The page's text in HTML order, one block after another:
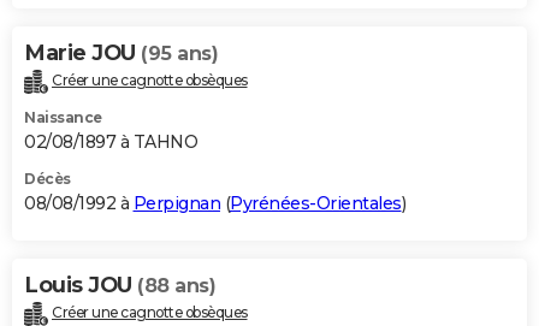
Marie JOU (95 ans)
Créer une cagnotte obsèques
Naissance
02/08/1897 à TAHNO
Décès
08/08/1992 à Perpignan (Pyrénées-Orientales)
Louis JOU (88 ans)
Créer une cagnotte obsèques